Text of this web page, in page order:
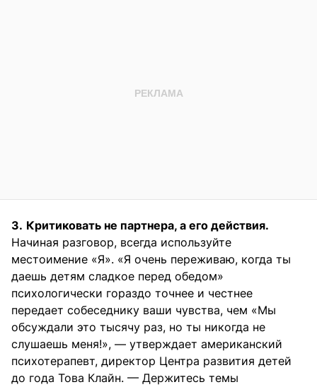
3. Критиковать не партнера, а его действия.
Начиная разговор, всегда используйте
местоимение «Я». «Я очень переживаю, когда ты
даешь детям сладкое перед обедом»
психологически гораздо точнее и честнее
передает собеседнику ваши чувства, чем «Мы
обсуждали это тысячу раз, но ты никогда не
слушаешь меня!», — утверждает американский
психотерапевт, директор Центра развития детей
до года Това Клайн. — Держитесь темы